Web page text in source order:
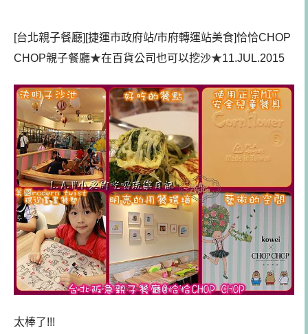
[台北親子餐廳][捷運市政府站/市府轉運站美食]恰恰CHOP
CHOP親子餐廳★在百貨公司也可以挖沙★11.JUL.2015
太棒了!!!